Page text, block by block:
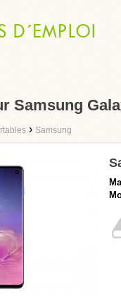
Samsung
› Samsung